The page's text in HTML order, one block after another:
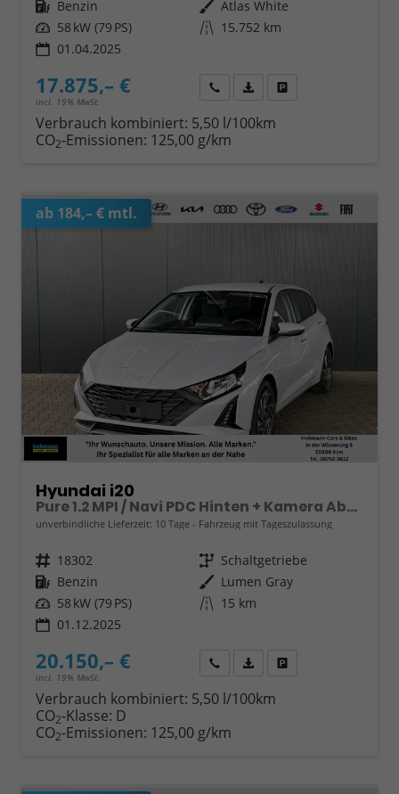
Kraftstoff Benzin Außenfarbe Atlas White
Leistung 58 kW (79 PS) Kilometerstand 15.752 km
01.04.2025
17.875,– €
incl. 19% MwSt.
Wir rufen Sie anFahrzeugexposé (PDF)
Verbrauch kombiniert: 5,50 l/100km
CO2-Emissionen: 125,00 g/km
ab 184,– € mtl.
Hyundai i20
Pure 1.2 MPI / Navi PDC Hinten + Kamera Abgedunkelte Scheiben Tempomat Alu 16"
unverbindliche Lieferzeit: 10 Tage Fahrzeug mit Tageszulassung
Fahrzeugnr. 18302 Getriebe Schaltgetriebe
Kraftstoff Benzin Außenfarbe Lumen Gray
Leistung 58 kW (79 PS) Kilometerstand 15 km
01.12.2025
20.150,– €
incl. 19% MwSt.
Wir rufen Sie anFahrzeugexposé (PDF)
Verbrauch kombiniert: 5,50 l/100km
CO2-Klasse: D
CO2-Emissionen: 125,00 g/km